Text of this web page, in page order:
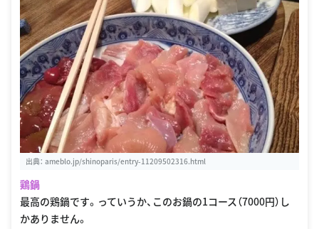
出典： ameblo.jp/shinoparis/entry-11209502316.html
鶏鍋
最高の鶏鍋です。っていうか、このお鍋の1コース（7000円）し
かありません。